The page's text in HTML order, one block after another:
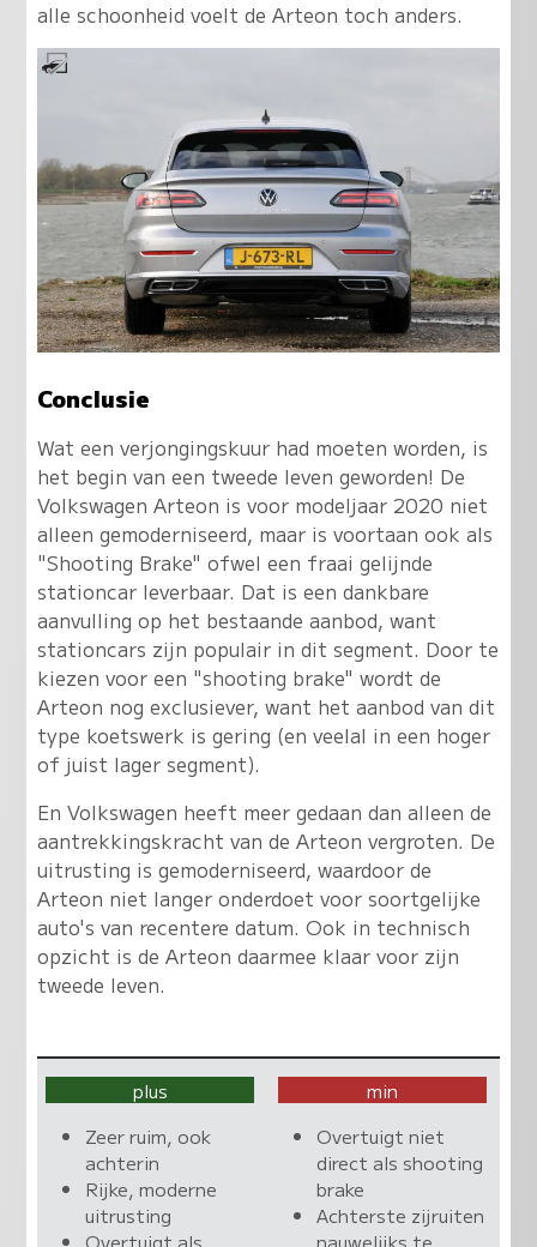
alle schoonheid voelt de Arteon toch anders.
Conclusie
Wat een verjongingskuur had moeten worden, is
het begin van een tweede leven geworden! De
Volkswagen Arteon is voor modeljaar 2020 niet
alleen gemoderniseerd, maar is voortaan ook als
"Shooting Brake" ofwel een fraai gelijnde
stationcar leverbaar. Dat is een dankbare
aanvulling op het bestaande aanbod, want
stationcars zijn populair in dit segment. Door te
kiezen voor een "shooting brake" wordt de
Arteon nog exclusiever, want het aanbod van dit
type koetswerk is gering (en veelal in een hoger
of juist lager segment).
En Volkswagen heeft meer gedaan dan alleen de
aantrekkingskracht van de Arteon vergroten. De
uitrusting is gemoderniseerd, waardoor de
Arteon niet langer onderdoet voor soortgelijke
auto's van recentere datum. Ook in technisch
opzicht is de Arteon daarmee klaar voor zijn
tweede leven.
plus
Zeer ruim, ook
achterin
Rijke, moderne
uitrusting
Overtuigt als
min
Overtuigt niet
direct als shooting
brake
Achterste zijruiten
nauwelijks te